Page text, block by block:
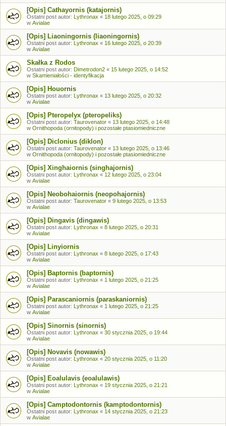
[Opis] Cathayornis (katajornis)
Ostatni post autor: Lythronax « 18 lutego 2025, o 09:29
w Avialae
[Opis] Liaoningornis (liaoningornis)
Ostatni post autor: Lythronax « 16 lutego 2025, o 20:39
w Avialae
Skałka z Rodos
Ostatni post autor: Dimetrodon2 « 15 lutego 2025, o 14:52
w Skamieniałości - identyfikacja
[Opis] Houornis
Ostatni post autor: Lythronax « 13 lutego 2025, o 20:32
w Avialae
[Opis] Pteropelyx (pteropeliks)
Ostatni post autor: Taurovenator « 13 lutego 2025, o 14:48
w Ornithopoda (ornitopody) i pozostałe ptasiomiedniczne
[Opis] Diclonius (diklon)
Ostatni post autor: Taurovenator « 13 lutego 2025, o 13:46
w Ornithopoda (ornitopody) i pozostałe ptasiomiedniczne
[Opis] Xinghaiornis (singhajornis)
Ostatni post autor: Lythronax « 12 lutego 2025, o 23:04
w Avialae
[Opis] Neobohaiornis (neopohajornis)
Ostatni post autor: Taurovenator « 9 lutego 2025, o 13:53
w Avialae
[Opis] Dingavis (dingawis)
Ostatni post autor: Lythronax « 8 lutego 2025, o 20:31
w Avialae
[Opis] Linyiornis
Ostatni post autor: Lythronax « 8 lutego 2025, o 17:43
w Avialae
[Opis] Baptornis (baptornis)
Ostatni post autor: Lythronax « 1 lutego 2025, o 21:25
w Avialae
[Opis] Parascaniornis (paraskaniornis)
Ostatni post autor: Lythronax « 1 lutego 2025, o 21:25
w Avialae
[Opis] Sinornis (sinornis)
Ostatni post autor: Lythronax « 30 stycznia 2025, o 19:44
w Avialae
[Opis] Novavis (nowawis)
Ostatni post autor: Lythronax « 20 stycznia 2025, o 11:20
w Avialae
[Opis] Eoalulavis (eoalulawis)
Ostatni post autor: Lythronax « 19 stycznia 2025, o 21:21
w Avialae
[Opis] Camptodontornis (kamptodontornis)
Ostatni post autor: Lythronax « 14 stycznia 2025, o 21:23
w Avialae